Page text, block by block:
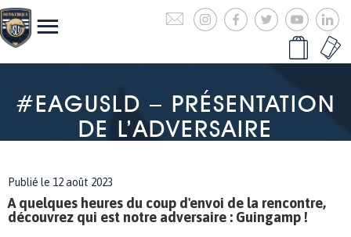
#EAGUSLD – PRÉSENTATION
DE L’ADVERSAIRE
Publié le 12 août 2023
A quelques heures du coup d'envoi de la rencontre,
découvrez qui est notre adversaire : Guingamp !